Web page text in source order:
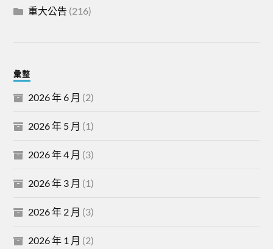
重大公告 (216)
彙整
2026 年 6 月 (2)
2026 年 5 月 (1)
2026 年 4 月 (3)
2026 年 3 月 (1)
2026 年 2 月 (3)
2026 年 1 月 (2)